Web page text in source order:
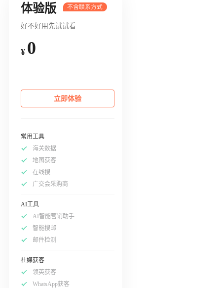
体验版
好不好用先试试看
¥ 0
立即体验
常用工具
海关数据
地图获客
在线搜
广交会采购商
AI工具
AI智能营销助手
智能搜邮
邮件检测
社媒获客
领英获客
WhatsApp获客